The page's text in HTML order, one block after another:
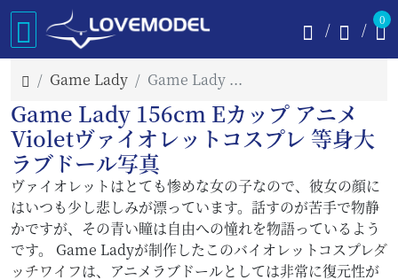
0
Game Lady Game Lady Violet 写真
Game Lady 156cm Eカップ アニメ
Violetヴァイオレットコスプレ 等身大
ラブドール写真
ヴァイオレットはとても惨めな女の子なので、彼女の顔に
はいつも少し悲しみが漂っています。話すのが苦手で物静
かですが、その青い瞳は自由への憧れを物語っているよう
です。 Game Ladyが制作したこのバイオレットコスプレダ
ッチワイフは、アニメラブドールとしては非常に復元性が